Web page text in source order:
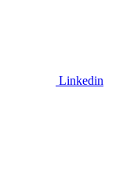
Linkedin